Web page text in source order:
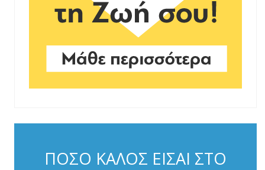
ΠΟΣΟ ΚΑΛΟΣ ΕΙΣΑΙ ΣΤΟ